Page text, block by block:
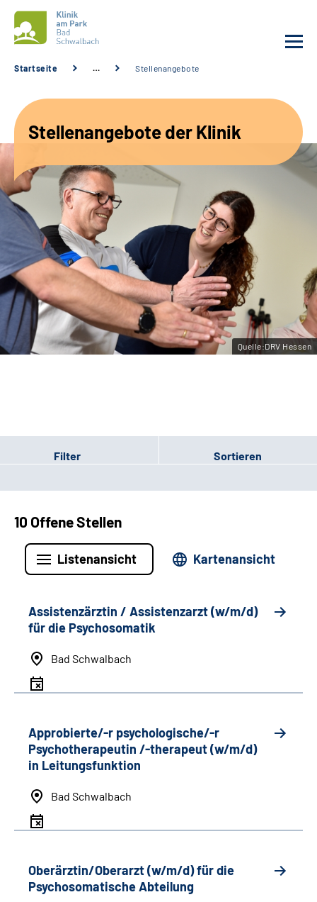
Unsere Angebote
Service
Karriere
Sozialdienste & Zuweisende
Suche
Leichte Sprache
Startseite … Stellenangebote
Stellenangebote der Klinik
Quelle:DRV Hessen
Filter Sortieren
10 Offene Stellen
Listenansicht Kartenansicht
Assistenzärztin / Assistenzarzt (w/m/d)
für die Psychosomatik
Bad Schwalbach
Approbierte/-r psychologische/-r
Psychotherapeutin /-therapeut (w/m/d)
in Leitungsfunktion
Bad Schwalbach
Oberärztin/Oberarzt (w/m/d) für die
Psychosomatische Abteilung